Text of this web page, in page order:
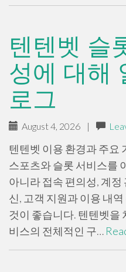
텐텐벳 슬
성에 대해
로그
August 4, 2026 |
텐텐벳 이용 환경과 주요
스포츠와 슬롯 서비스를
아니라 접속 편의성, 계정
신, 고객 지원과 이용 내
것이 좋습니다. 텐텐벳을
비스의 전체적인 구…